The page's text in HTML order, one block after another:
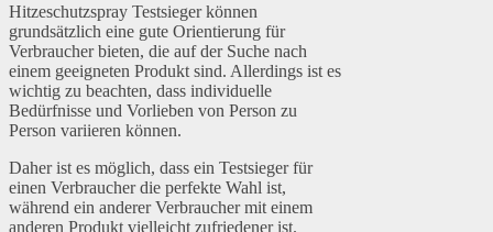
Hitzeschutzspray Testsieger können
grundsätzlich eine gute Orientierung für
Verbraucher bieten, die auf der Suche nach
einem geeigneten Produkt sind. Allerdings ist es
wichtig zu beachten, dass individuelle
Bedürfnisse und Vorlieben von Person zu
Person variieren können.
Daher ist es möglich, dass ein Testsieger für
einen Verbraucher die perfekte Wahl ist,
während ein anderer Verbraucher mit einem
anderen Produkt vielleicht zufriedener ist.